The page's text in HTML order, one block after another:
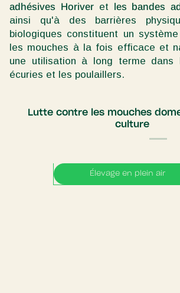
adhésives Horiveret les bandes
ainsi qu'à des barrières
biologiques constituent un
les mouches à la fois efficace et
une utilisation à long terme dans
écuries et les poulaillers.
Lutte contre les mouches
culture
Élevage en plein air